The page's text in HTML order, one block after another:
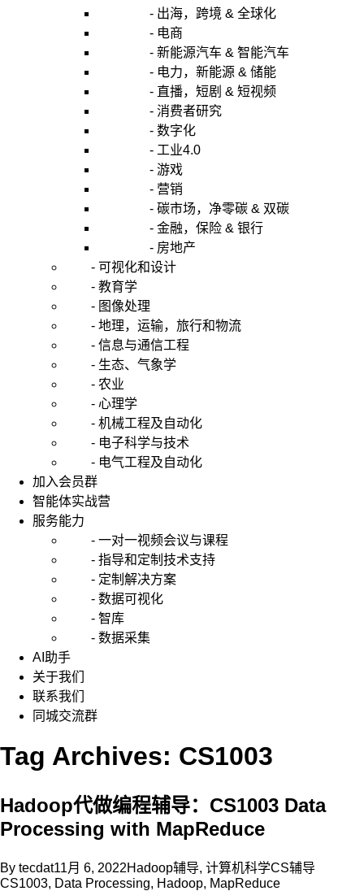
- 出海，跨境 & 全球化
- 电商
- 新能源汽车 & 智能汽车
- 电力，新能源 & 储能
- 直播，短剧 & 短视频
- 消费者研究
- 数字化
- 工业4.0
- 游戏
- 营销
- 碳市场，净零碳 & 双碳
- 金融，保险 & 银行
- 房地产
- 可视化和设计
- 教育学
- 图像处理
- 地理，运输，旅行和物流
- 信息与通信工程
- 生态、气象学
- 农业
- 心理学
- 机械工程及自动化
- 电子科学与技术
- 电气工程及自动化
加入会员群
智能体实战营
服务能力
- 一对一视频会议与课程
- 指导和定制技术支持
- 定制解决方案
- 数据可视化
- 智库
- 数据采集
AI助手
关于我们
联系我们
同城交流群
Tag Archives: CS1003
Hadoop代做编程辅导：CS1003 Data
Processing with MapReduce
By tecdat11月 6, 2022Hadoop辅导, 计算机科学CS辅导
CS1003, Data Processing, Hadoop, MapReduce